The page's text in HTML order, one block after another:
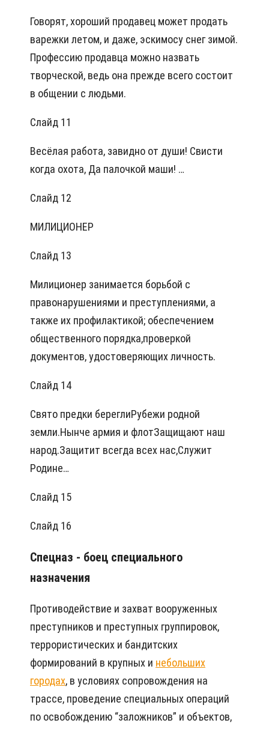
Говорят, хороший продавец может продать
варежки летом, и даже, эскимосу снег зимой.
Профессию продавца можно назвать
творческой, ведь она прежде всего состоит
в общении с людьми.
Слайд 11
Весёлая работа, завидно от души! Свисти
когда охота, Да палочкой маши! …
Слайд 12
МИЛИЦИОНЕР
Слайд 13
Милиционер занимается борьбой с
правонарушениями и преступлениями, а
также их профилактикой; обеспечением
общественного порядка,проверкой
документов, удостоверяющих личность.
Слайд 14
Свято предки береглиРубежи родной
земли.Нынче армия и флотЗащищают наш
народ.Защитит всегда всех нас,Служит
Родине…
Слайд 15
Слайд 16
Спецназ - боец специального
назначения
Противодействие и захват вооруженных
преступников и преступных группировок,
террористических и бандитских
формирований в крупных и небольших
городах, в условиях сопровождения на
трассе, проведение специальных операций
по освобождению “заложников” и объектов,